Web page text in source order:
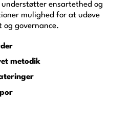
ensartethed og
mulighed for at udøve
og governance.
metodik